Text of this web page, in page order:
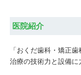
医院紹介
「おくだ歯科・矯正
治療の技術力と設備に